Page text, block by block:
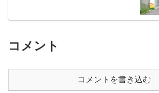
コメント
コメントを書き込む